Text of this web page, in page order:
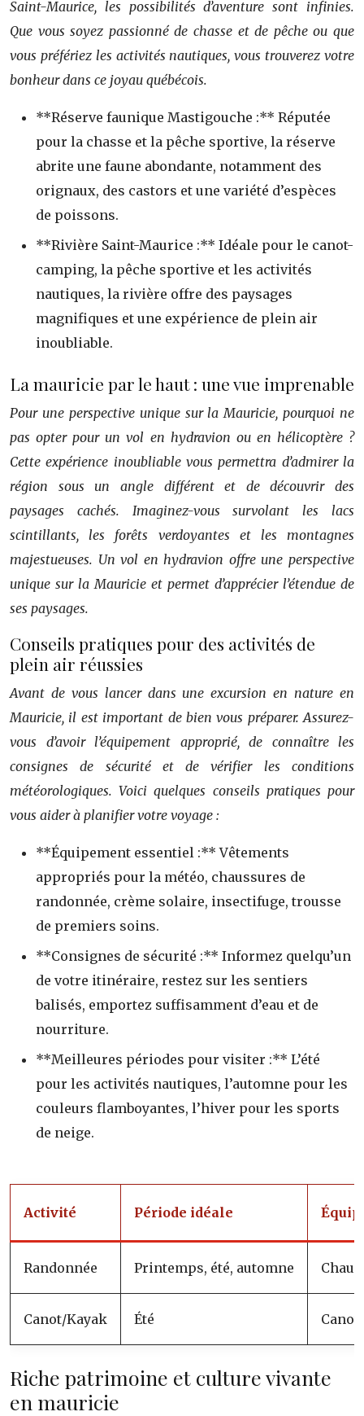
Saint-Maurice, les possibilités d’aventure sont infinies.
Que vous soyez passionné de chasse et de pêche ou que
vous préfériez les activités nautiques, vous trouverez votre
bonheur dans ce joyau québécois.
**Réserve faunique Mastigouche :** Réputée
pour la chasse et la pêche sportive, la réserve
abrite une faune abondante, notamment des
orignaux, des castors et une variété d’espèces
de poissons.
**Rivière Saint-Maurice :** Idéale pour le canot-
camping, la pêche sportive et les activités
nautiques, la rivière offre des paysages
magnifiques et une expérience de plein air
inoubliable.
La mauricie par le haut : une vue imprenable
Pour une perspective unique sur la Mauricie, pourquoi ne
pas opter pour un vol en hydravion ou en hélicoptère ?
Cette expérience inoubliable vous permettra d’admirer la
région sous un angle différent et de découvrir des
paysages cachés. Imaginez-vous survolant les lacs
scintillants, les forêts verdoyantes et les montagnes
majestueuses. Un vol en hydravion offre une perspective
unique sur la Mauricie et permet d’apprécier l’étendue de
ses paysages.
Conseils pratiques pour des activités de
plein air réussies
Avant de vous lancer dans une excursion en nature en
Mauricie, il est important de bien vous préparer. Assurez-
vous d’avoir l’équipement approprié, de connaître les
consignes de sécurité et de vérifier les conditions
météorologiques. Voici quelques conseils pratiques pour
vous aider à planifier votre voyage :
**Équipement essentiel :** Vêtements
appropriés pour la météo, chaussures de
randonnée, crème solaire, insectifuge, trousse
de premiers soins.
**Consignes de sécurité :** Informez quelqu’un
de votre itinéraire, restez sur les sentiers
balisés, emportez suffisamment d’eau et de
nourriture.
**Meilleures périodes pour visiter :** L’été
pour les activités nautiques, l’automne pour les
couleurs flamboyantes, l’hiver pour les sports
de neige.
Activité Période idéale
Randonnée Printemps, été, automne
Canot/Kayak Été
Riche patrimoine et culture vivante
en mauricie